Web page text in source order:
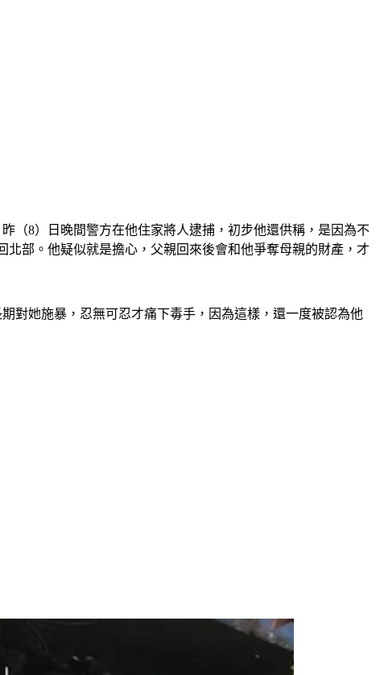
（8）日晚間警方在他住家將人逮捕，初步他還供稱，是因為不
部。他疑似就是擔心，父親回來後會和他爭奪母親的財產，才
對她施暴，忍無可忍才痛下毒手，因為這樣，還一度被認為他